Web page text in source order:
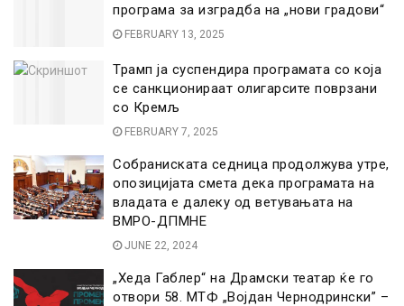
програма за изградба на „нови градови“
FEBRUARY 13, 2025
Трамп ја суспендира програмата со која
се санкционираат олигарсите поврзани
со Кремљ
FEBRUARY 7, 2025
Собраниската седница продолжува утре,
опозицијата смета дека програмата на
владата е далеку од ветувањата на
ВМРО-ДПМНЕ
JUNE 22, 2024
„Хеда Габлер“ на Драмски театар ќе го
отвори 58. МТФ „Војдан Чернодрински” –